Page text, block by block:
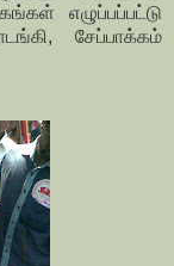
எழுப்பப்பட்டு
சேப்பாக்கம்